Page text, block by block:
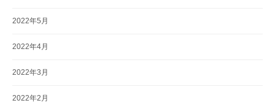
2022年5月
2022年4月
2022年3月
2022年2月